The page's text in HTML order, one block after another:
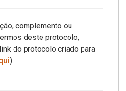
complemento ou
deste protocolo,
do protocolo criado para
).